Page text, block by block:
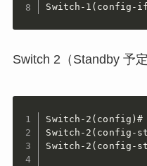
Switch-1(config-
Switch 2（Standby 予
Switch-2(config)#
Switch-2(config-
Switch-2(config-